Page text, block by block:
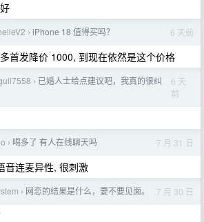
› iPhone 18 值得买吗？ 6 天前
首发降价 1000, 到现在依然是这个价格
› 已婚人士给点建议吧，我真的很纠
6 天
前
› 喝多了 有人在线聊天吗 7 月 31 日
音连麦异性, 很刺激
› 网恋的结果是什么，要不要见面。 7 月 30 日